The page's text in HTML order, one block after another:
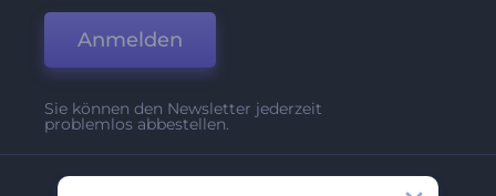
Anmelden
Sie können den Newsletter jederzeit
problemlos abbestellen.